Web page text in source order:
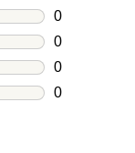
2
0
0
0
0
0
0
0